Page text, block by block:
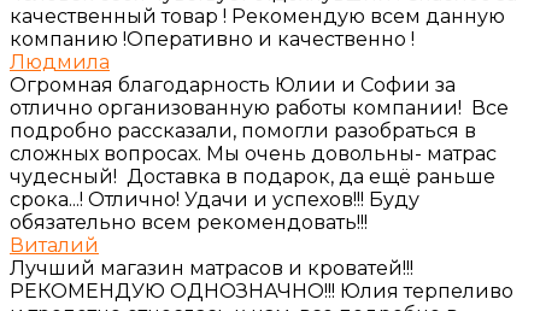
качественный товар ! Рекомендую всем данную
компанию !Оперативно и качественно !
Людмила
Огромная благодарность Юлии и Софии за
отлично организованную работы компании! Все
подробно рассказали, помогли разобраться в
сложных вопросах. Мы очень довольны- матрас
чудесный! Доставка в подарок, да ещё раньше
срока...! Отлично! Удачи и успехов!!! Буду
обязательно всем рекомендовать!!!
Виталий
Лучший магазин матрасов и кроватей!!!
РЕКОМЕНДУЮ ОДНОЗНАЧНО!!! Юлия терпеливо